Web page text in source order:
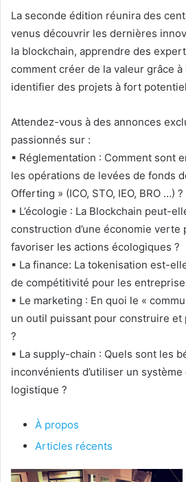
La seconde édition réunira des
venus découvrir les dernières
la blockchain, apprendre des
comment créer de la valeur grâce à
identifier des projets à fort
Attendez-vous à des annonces
passionnés sur :
▪ Réglementation : Comment sont
les opérations de levées de fonds
Offerting » (ICO, STO, IEO, BRO …) ?
▪ L’écologie : La Blockchain peut-
construction d’une économie verte
favoriser les actions écologiques ?
▪ La finance: La tokenisation est-
de compétitivité pour les
▪ Le marketing : En quoi le «
un outil puissant pour construire
?
▪ La supply-chain : Quels sont les
inconvénients d’utiliser un
logistique ?
À propos
Articles récents